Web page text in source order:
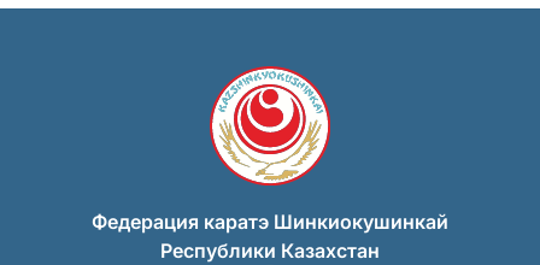
Федерация каратэ Шинкиокушинкай
Республики Казахстан